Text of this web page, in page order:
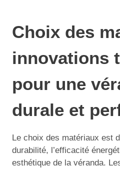
Choix des
innovations
pour une
durale et
Le choix des matériaux est
durabilité, l’efficacité
esthétique de la véranda.